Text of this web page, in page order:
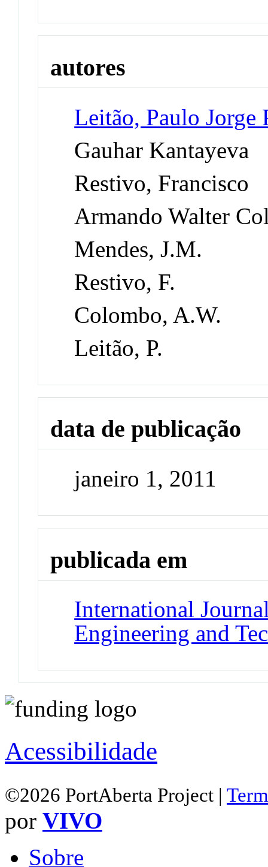
autores
Leitão, Paulo Jorge
Gauhar Kantayeva
Restivo, Francisco
Armando Walter
Mendes, J.M.
Restivo, F.
Colombo, A.W.
Leitão, P.
data de publicação
janeiro 1, 2011
publicada em
International
Engineering and
Acessibilidade
©2026 PortAberta Project |
por VIVO
Sobre